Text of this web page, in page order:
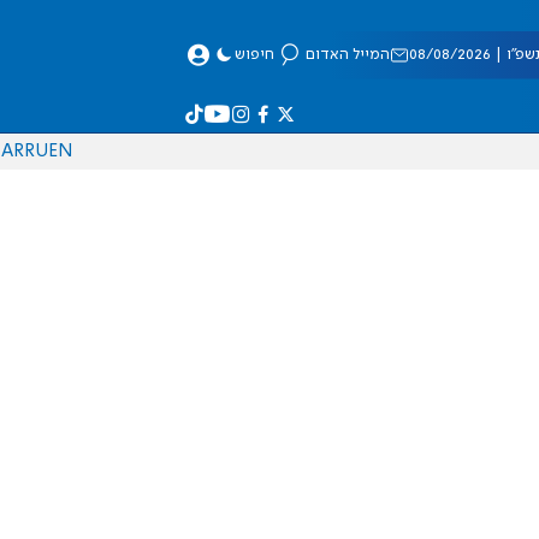
08/2026 המייל האדום חיפוש
EN
RU
AR